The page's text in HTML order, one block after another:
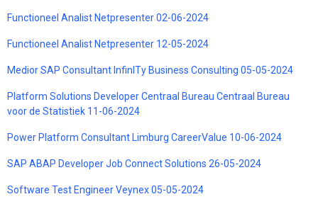
Functioneel Analist Netpresenter 02-06-2024
Functioneel Analist Netpresenter 12-05-2024
Medior SAP Consultant InfinITy Business Consulting 05-05-2024
Platform Solutions Developer Centraal Bureau Centraal Bureau
voor de Statistiek 11-06-2024
Power Platform Consultant Limburg CareerValue 10-06-2024
SAP ABAP Developer Job Connect Solutions 26-05-2024
Software Test Engineer Veynex 05-05-2024